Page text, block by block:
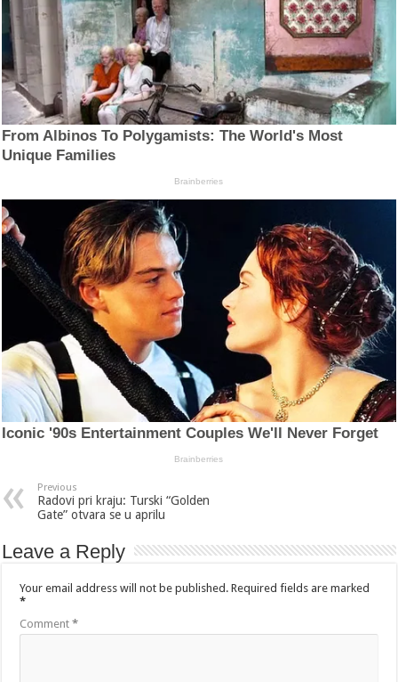
Previous
Radovi pri kraju: Turski “Golden
Gate” otvara se u aprilu
Leave a Reply
Your email address will not be published. Required fields are marked
*
Comment*